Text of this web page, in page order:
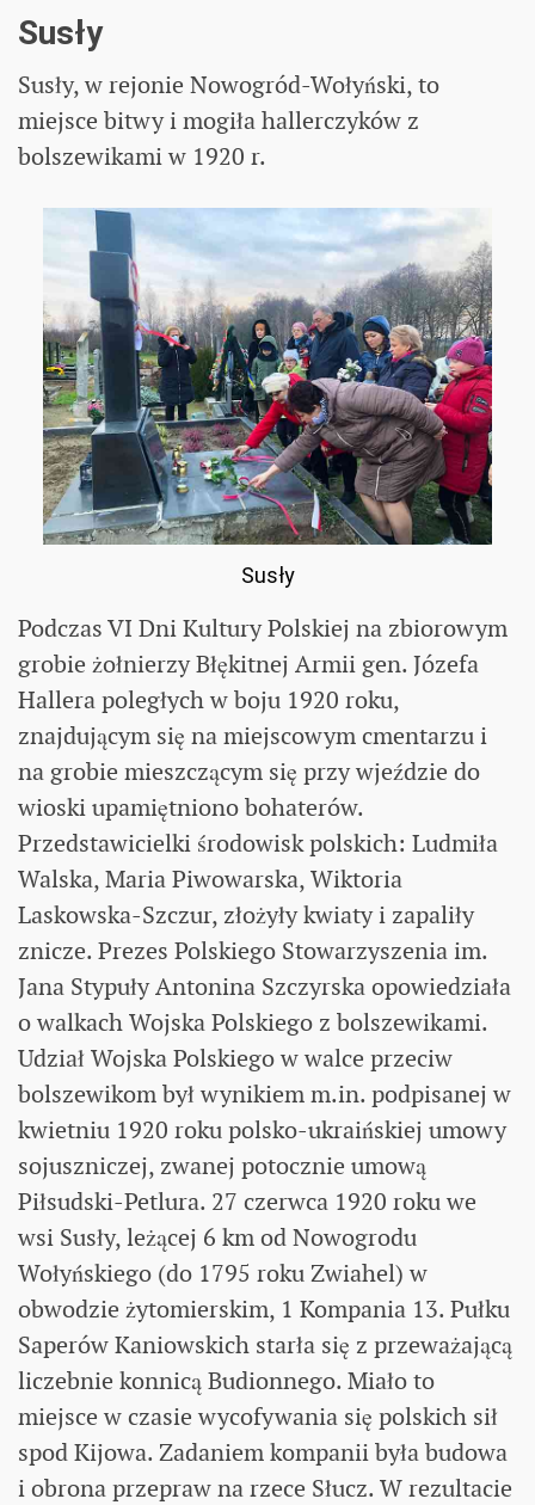
Susły
Susły, w rejonie Nowogród-Wołyński, to
miejsce bitwy i mogiła hallerczyków z
bolszewikami w 1920 r.
Susły
Podczas VI Dni Kultury Polskiej na zbiorowym
grobie żołnierzy Błękitnej Armii gen. Józefa
Hallera poległych w boju 1920 roku,
znajdującym się na miejscowym cmentarzu i
na grobie mieszczącym się przy wjeździe do
wioski upamiętniono bohaterów.
Przedstawicielki środowisk polskich: Ludmiła
Walska, Maria Piwowarska, Wiktoria
Laskowska-Szczur, złożyły kwiaty i zapaliły
znicze. Prezes Polskiego Stowarzyszenia im.
Jana Stypuły Antonina Szczyrska opowiedziała
o walkach Wojska Polskiego z bolszewikami.
Udział Wojska Polskiego w walce przeciw
bolszewikom był wynikiem m.in. podpisanej w
kwietniu 1920 roku polsko-ukraińskiej umowy
sojuszniczej, zwanej potocznie umową
Piłsudski-Petlura. 27 czerwca 1920 roku we
wsi Susły, leżącej 6 km od Nowogrodu
Wołyńskiego (do 1795 roku Zwiahel) w
obwodzie żytomierskim, 1 Kompania 13. Pułku
Saperów Kaniowskich starła się z przeważającą
liczebnie konnicą Budionnego. Miało to
miejsce w czasie wycofywania się polskich sił
spod Kijowa. Zadaniem kompanii była budowa
i obrona przepraw na rzece Słucz. W rezultacie